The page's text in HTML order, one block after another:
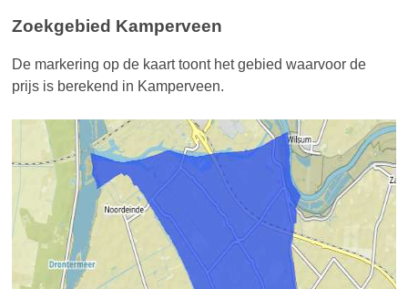
Zoekgebied Kamperveen
De markering op de kaart toont het gebied waarvoor de
prijs is berekend in Kamperveen.